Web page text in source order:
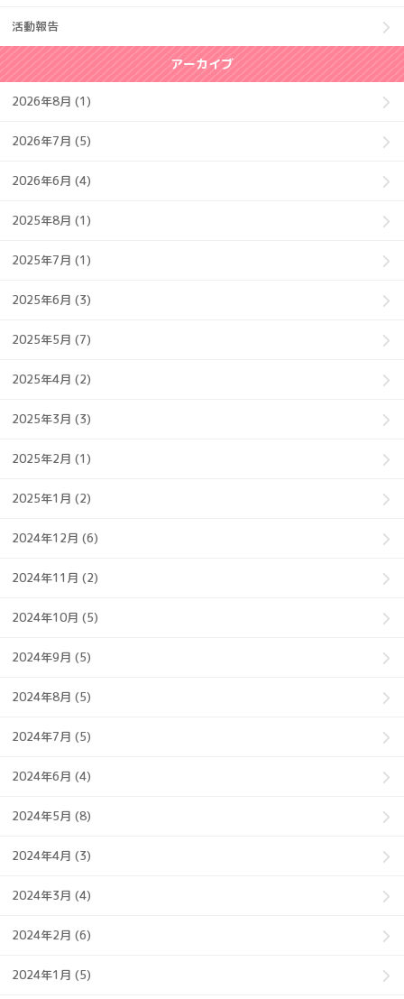
活動報告
アーカイブ
2026年8月 (1)
2026年7月 (5)
2026年6月 (4)
2025年8月 (1)
2025年7月 (1)
2025年6月 (3)
2025年5月 (7)
2025年4月 (2)
2025年3月 (3)
2025年2月 (1)
2025年1月 (2)
2024年12月 (6)
2024年11月 (2)
2024年10月 (5)
2024年9月 (5)
2024年8月 (5)
2024年7月 (5)
2024年6月 (4)
2024年5月 (8)
2024年4月 (3)
2024年3月 (4)
2024年2月 (6)
2024年1月 (5)